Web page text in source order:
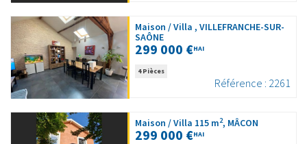
Maison / Villa , VILLEFRANCHE-SUR-
SAÔNE
299 000 €HAI
4 Pièces
Référence : 2261
Maison / Villa 115 m2, MÂCON
299 000 €HAI